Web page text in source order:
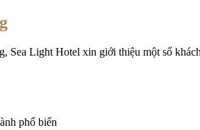
Light Hotel xin giới thiệu một số